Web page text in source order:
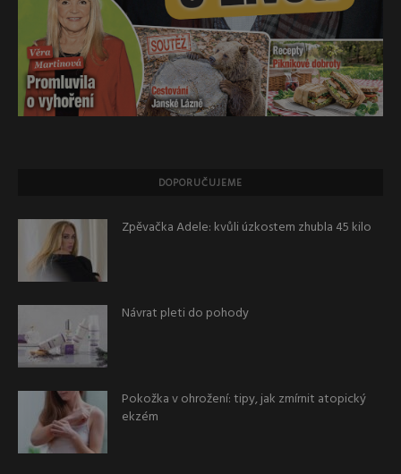
DOPORUČUJEME
Zpěvačka Adele: kvůli úzkostem zhubla 45 kilo
Návrat pleti do pohody
Pokožka v ohrožení: tipy, jak zmírnit atopický
ekzém